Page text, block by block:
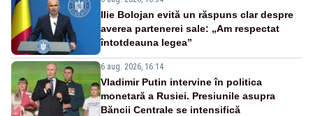
Ilie Bolojan evită un răspuns clar despre
averea partenerei sale: „Am respectat
întotdeauna legea”
6 aug. 2026, 16:14
Vladimir Putin intervine în politica
monetară a Rusiei. Presiunile asupra
Băncii Centrale se intensifică